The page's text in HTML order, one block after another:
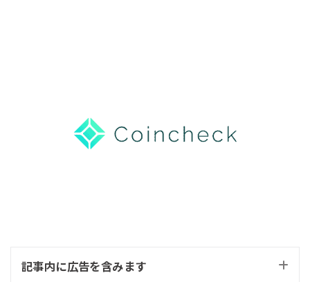
記事内に広告を含みます